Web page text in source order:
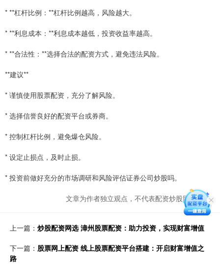
* **杠杆比例：**杠杆比例越高，风险越大。
* **利息成本：**利息成本越低，投资收益率越高。
* **合法性：**选择合法的配资方式，避免违法风险。
**建议**
* 谨慎使用股票配资，充分了解风险。
* 选择信誉良好的配资平台或券商。
* 控制杠杆比例，避免爆仓风险。
* 设定止损点，及时止损。
* 投资前做好充分的市场调研和风险评估证券公司炒股吗。
文章为作者独立观点，不代表配资炒股网站观点
上一篇： 炒股配资网选 漳州股票配资：助力投资，实现财富增值
下一篇： 股票网上配资 线上股票配资平台搭建：开启财富增值之
路